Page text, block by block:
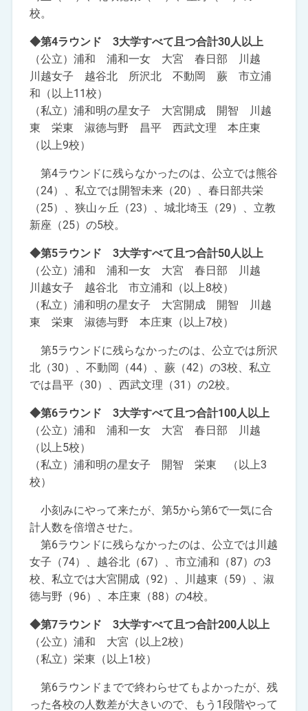
校。
◆第4ラウンド 3大学すべて且つ合計30人以上
（公立）浦和 浦和一女 大宮 春日部 川越
川越女子 越谷北 所沢北 不動岡 蕨 市立浦
和（以上11校）
（私立）浦和明の星女子 大宮開成 開智 川越
東 栄東 淑徳与野 昌平 西武文理 本庄東
（以上9校）
第4ラウンドに残らなかったのは、公立では熊谷
（24）、私立では開智未来（20）、春日部共栄
（25）、狭山ヶ丘（23）、城北埼玉（29）、立教
新座（25）の5校。
◆第5ラウンド 3大学すべて且つ合計50人以上
（公立）浦和 浦和一女 大宮 春日部 川越
川越女子 越谷北 市立浦和（以上8校）
（私立）浦和明の星女子 大宮開成 開智 川越
東 栄東 淑徳与野 本庄東（以上7校）
第5ラウンドに残らなかったのは、公立では所沢
北（30）、不動岡（44）、蕨（42）の3校、私立
では昌平（30）、西武文理（31）の2校。
◆第6ラウンド 3大学すべて且つ合計100人以上
（公立）浦和 浦和一女 大宮 春日部 川越
（以上5校）
（私立）浦和明の星女子 開智 栄東 （以上3
校）
小刻みにやって来たが、第5から第6で一気に合
計人数を倍増させた。
第6ラウンドに残らなかったのは、公立では川越
女子（74）、越谷北（67）、市立浦和（87）の3
校、私立では大宮開成（92）、川越東（59）、淑
徳与野（96）、本庄東（88）の4校。
◆第7ラウンド 3大学すべて且つ合計200人以上
（公立）浦和 大宮（以上2校）
（私立）栄東（以上1校）
第6ラウンドまでで終わらせてもよかったが、残
った各校の人数差が大きいので、もう1段階やって